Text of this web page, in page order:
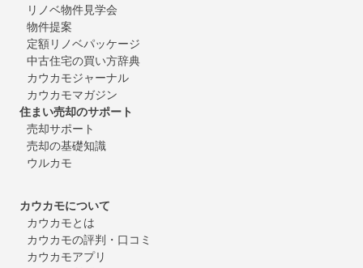
リノベ物件見学会
物件提案
定額リノベパッケージ
中古住宅の買い方辞典
カウカモジャーナル
カウカモマガジン
住まい売却のサポート
売却サポート
売却の基礎知識
ウルカモ
カウカモについて
カウカモとは
カウカモの評判・口コミ
カウカモアプリ